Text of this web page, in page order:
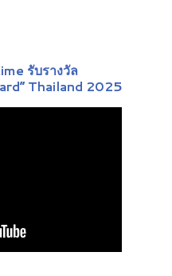
รับรางวัล
Thailand 2025